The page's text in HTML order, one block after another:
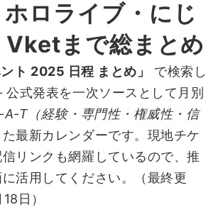
ロライブ・にじ
Vketまで総まとめ
ト 2025 日程 まとめ」
で検索し
式発表を一次ソースとして月別
A-T（経験・専門性・権威性・信
た最新カレンダーです。現地チケ
リンクも網羅しているので、推
活用してください。（最終更
日）